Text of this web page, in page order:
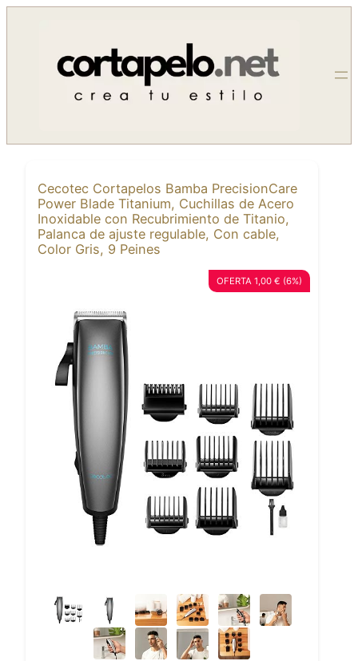
contenido
Cecotec Cortapelos Bamba PrecisionCare
Power Blade Titanium, Cuchillas de Acero
Inoxidable con Recubrimiento de Titanio,
Palanca de ajuste regulable, Con cable,
Color Gris, 9 Peines
OFERTA 1,00 € (6%)